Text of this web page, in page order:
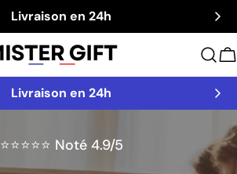
Livraison en 24h
Livraison en 24h
⭐⭐⭐⭐⭐ Noté 4.9/5